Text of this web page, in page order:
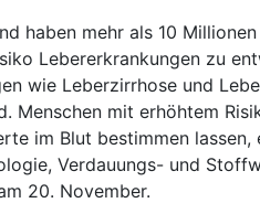
haben mehr als 10
Lebererkrankungen zu
wie Leberzirrhose und
Menschen mit erhöhtem
im Blut bestimmen
Verdauungs- und
20. November.